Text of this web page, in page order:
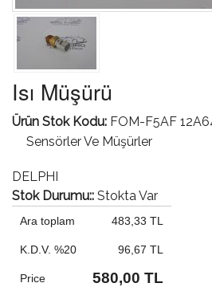
Isı Müşürü
Ürün Stok Kodu: FOM-F5AF
Sensörler Ve Müşürler
DELPHI
Stok Durumu:: Stokta Var
Ara toplam 483,33 TL
K.D.V. %20 96,67 TL
Price 580,00 TL